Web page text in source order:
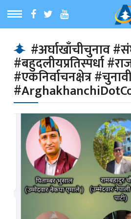
MENU
समाचार
समाचार
#अर्घाखाँचीचुनाव
#बहुदलीयप्रतिस्पर्धा
#एकनिर्वाचनक्षेत्र